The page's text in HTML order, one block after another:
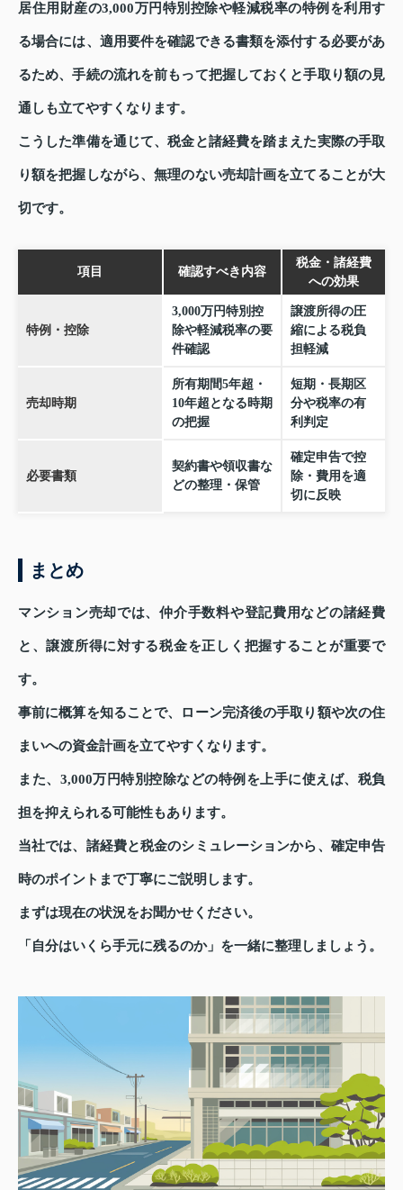
居住用財産の3,000万円特別控除や軽減税率の特例を利用す
る場合には、適用要件を確認できる書類を添付する必要があ
るため、手続の流れを前もって把握しておくと手取り額の見
通しも立てやすくなります。
こうした準備を通じて、税金と諸経費を踏まえた実際の手取
り額を把握しながら、無理のない売却計画を立てることが大
切です。
項目 確認すべき内容
税金・諸経費
への効果
特例・控除
3,000万円特別控
除や軽減税率の要
件確認
譲渡所得の圧
縮による税負
担軽減
売却時期
所有期間5年超・
10年超となる時期
の把握
短期・長期区
分や税率の有
利判定
必要書類
契約書や領収書な
どの整理・保管
確定申告で控
除・費用を適
切に反映
まとめ
マンション売却では、仲介手数料や登記費用などの諸経費
と、譲渡所得に対する税金を正しく把握することが重要で
す。
事前に概算を知ることで、ローン完済後の手取り額や次の住
まいへの資金計画を立てやすくなります。
また、3,000万円特別控除などの特例を上手に使えば、税負
担を抑えられる可能性もあります。
当社では、諸経費と税金のシミュレーションから、確定申告
時のポイントまで丁寧にご説明します。
まずは現在の状況をお聞かせください。
「自分はいくら手元に残るのか」を一緒に整理しましょう。